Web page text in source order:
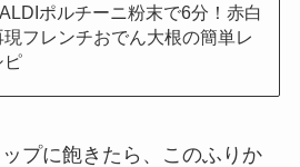
ポルチーニ粉末で6分！赤白
現フレンチおでん大根の簡単レ
ピ
プに飽きたら、このふりか